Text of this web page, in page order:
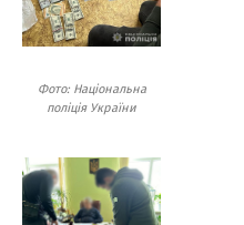
Фото: Національна
поліція України